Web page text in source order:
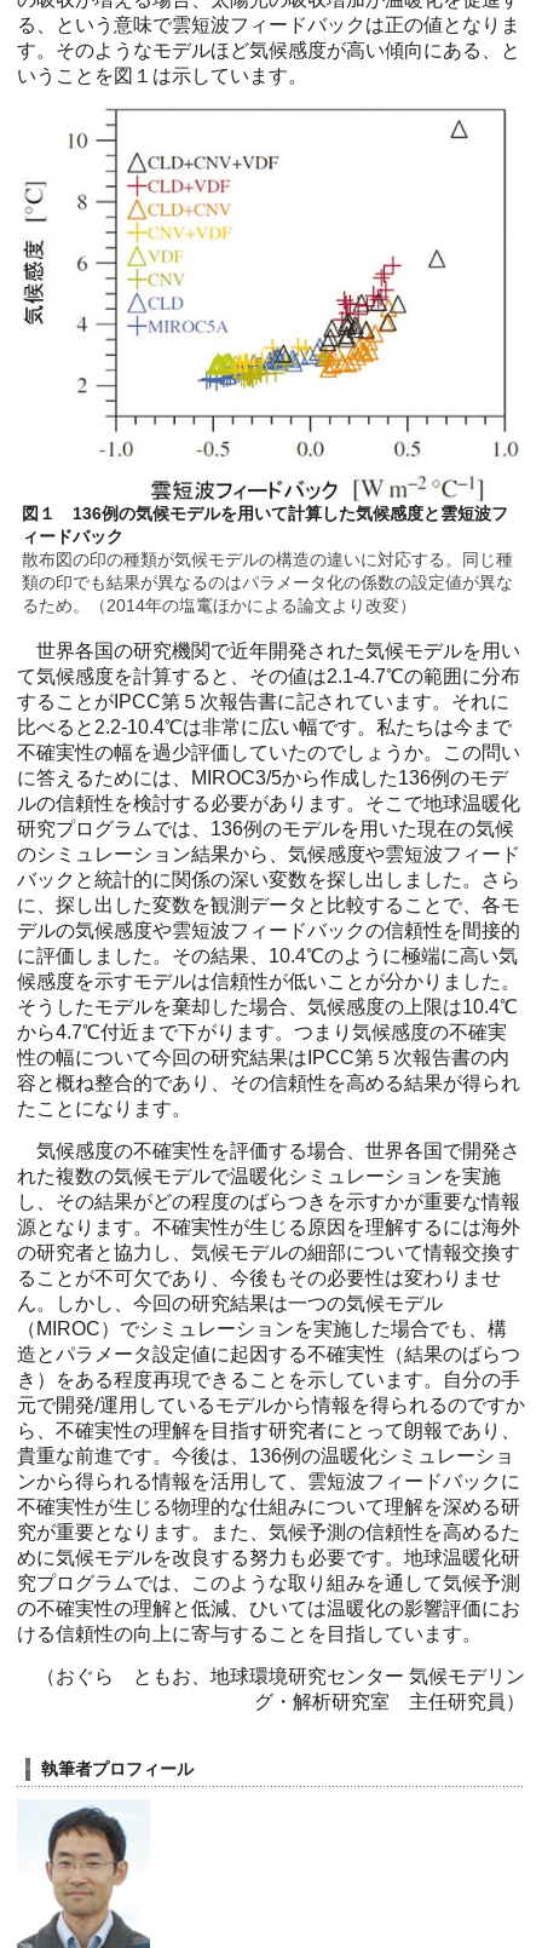
る、という意味で雲短波フィードバックは正の値となりま
す。そのようなモデルほど気候感度が高い傾向にある、と
いうことを図１は示しています。
図１ 136例の気候モデルを用いて計算した気候感度と雲短波フ
ィードバック
散布図の印の種類が気候モデルの構造の違いに対応する。同じ種
類の印でも結果が異なるのはパラメータ化の係数の設定値が異な
るため。（2014年の塩竃ほかによる論文より改変）
世界各国の研究機関で近年開発された気候モデルを用い
て気候感度を計算すると、その値は2.1-4.7℃の範囲に分布
することがIPCC第５次報告書に記されています。それに
比べると2.2-10.4℃は非常に広い幅です。私たちは今まで
不確実性の幅を過少評価していたのでしょうか。この問い
に答えるためには、MIROC3/5から作成した136例のモデ
ルの信頼性を検討する必要があります。そこで地球温暖化
研究プログラムでは、136例のモデルを用いた現在の気候
のシミュレーション結果から、気候感度や雲短波フィード
バックと統計的に関係の深い変数を探し出しました。さら
に、探し出した変数を観測データと比較することで、各モ
デルの気候感度や雲短波フィードバックの信頼性を間接的
に評価しました。その結果、10.4℃のように極端に高い気
候感度を示すモデルは信頼性が低いことが分かりました。
そうしたモデルを棄却した場合、気候感度の上限は10.4℃
から4.7℃付近まで下がります。つまり気候感度の不確実
性の幅について今回の研究結果はIPCC第５次報告書の内
容と概ね整合的であり、その信頼性を高める結果が得られ
たことになります。
気候感度の不確実性を評価する場合、世界各国で開発さ
れた複数の気候モデルで温暖化シミュレーションを実施
し、その結果がどの程度のばらつきを示すかが重要な情報
源となります。不確実性が生じる原因を理解するには海外
の研究者と協力し、気候モデルの細部について情報交換す
ることが不可欠であり、今後もその必要性は変わりませ
ん。しかし、今回の研究結果は一つの気候モデル
（MIROC）でシミュレーションを実施した場合でも、構
造とパラメータ設定値に起因する不確実性（結果のばらつ
き）をある程度再現できることを示しています。自分の手
元で開発/運用しているモデルから情報を得られるのですか
ら、不確実性の理解を目指す研究者にとって朗報であり、
貴重な前進です。今後は、136例の温暖化シミュレーショ
ンから得られる情報を活用して、雲短波フィードバックに
不確実性が生じる物理的な仕組みについて理解を深める研
究が重要となります。また、気候予測の信頼性を高めるた
めに気候モデルを改良する努力も必要です。地球温暖化研
究プログラムでは、このような取り組みを通して気候予測
の不確実性の理解と低減、ひいては温暖化の影響評価にお
ける信頼性の向上に寄与することを目指しています。
（おぐら ともお、地球環境研究センター 気候モデリン
グ・解析研究室 主任研究員）
執筆者プロフィール